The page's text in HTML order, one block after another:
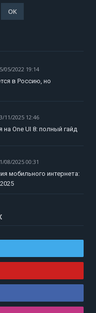
05/2022 19:14
в Россию, но
11/2025 12:46
One UI 8: полный гайд
08/2025 00:31
мобильного интернета: